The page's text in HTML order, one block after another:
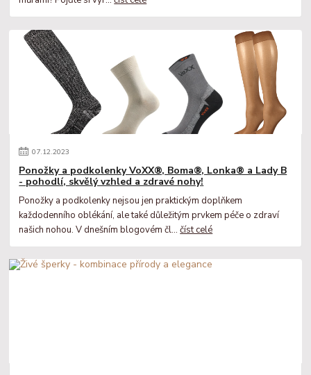
07.12.2023
Ponožky a podkolenky VoXX®, Boma®, Lonka® a Lady B
- pohodlí, skvělý vzhled a zdravé nohy!
Ponožky a podkolenky nejsou jen praktickým doplňkem
každodenního oblékání, ale také důležitým prvkem péče o zdraví
našich nohou. V dnešním blogovém čl...číst celé